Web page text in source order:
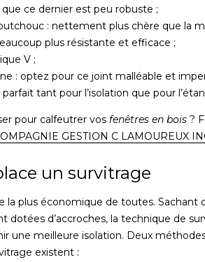
ce dernier est peu robuste ;
: nettement plus chère que la
plus résistante et efficace ;
V ;
: optez pour ce joint malléable et
tant pour l’isolation que pour
pour calfeutrer vos fenêtres en bois ?
GESTION C LAMOUREUX
un survitrage
la plus économique de toutes. Sachant
dotées d’accroches, la technique de
une meilleure isolation. Deux
existent :